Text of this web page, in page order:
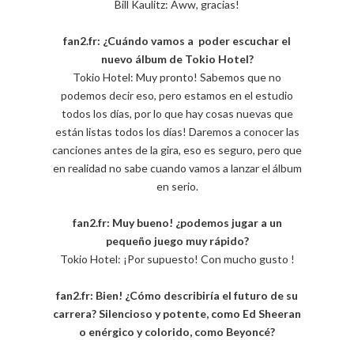
Bill Kaulitz: Aww, gracias!
fan2.fr: ¿Cuándo vamos a poder escuchar el
nuevo álbum de Tokio Hotel?
Tokio Hotel: Muy pronto! Sabemos que no
podemos decir eso, pero estamos en el estudio
todos los días, por lo que hay cosas nuevas que
están listas todos los días! Daremos a conocer las
canciones antes de la gira, eso es seguro, pero que
en realidad no sabe cuando vamos a lanzar el álbum
en serio.
fan2.fr: Muy bueno! ¿podemos jugar a un
pequeño juego muy rápido?
Tokio Hotel: ¡Por supuesto! Con mucho gusto !
fan2.fr: Bien! ¿Cómo describiría el futuro de su
carrera? Silencioso y potente, como Ed Sheeran
o enérgico y colorido, como Beyoncé?